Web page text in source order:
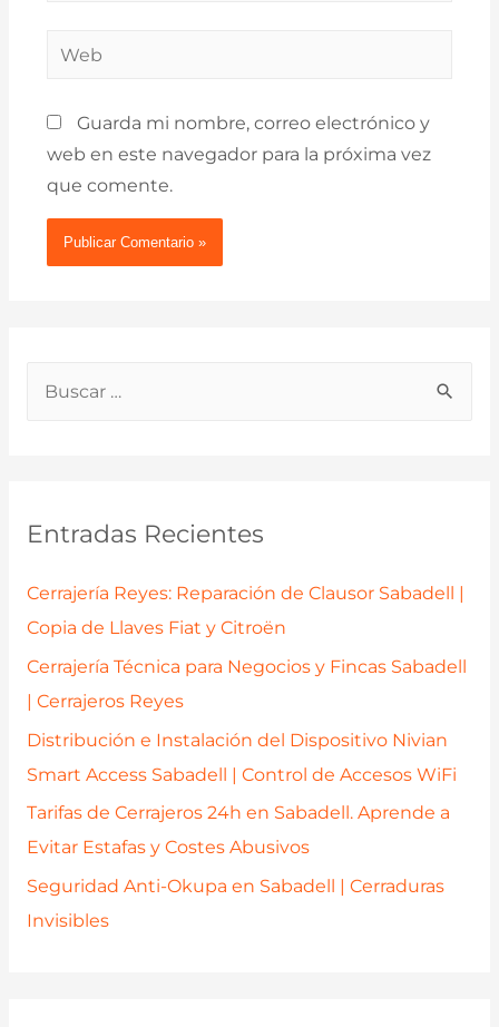
p
o
Entradas Recientes
Cerrajería Reyes: Reparación de Clausor Sabadell |
Copia de Llaves Fiat y Citroën
Cerrajería Técnica para Negocios y Fincas Sabadell
| Cerrajeros Reyes
Distribución e Instalación del Dispositivo Nivian
Smart Access Sabadell | Control de Accesos WiFi
Tarifas de Cerrajeros 24h en Sabadell. Aprende a
Evitar Estafas y Costes Abusivos
Seguridad Anti-Okupa en Sabadell | Cerraduras
Invisibles
Web
Guarda mi nombre, correo electrónico y
web en este navegador para la próxima vez
que comente.